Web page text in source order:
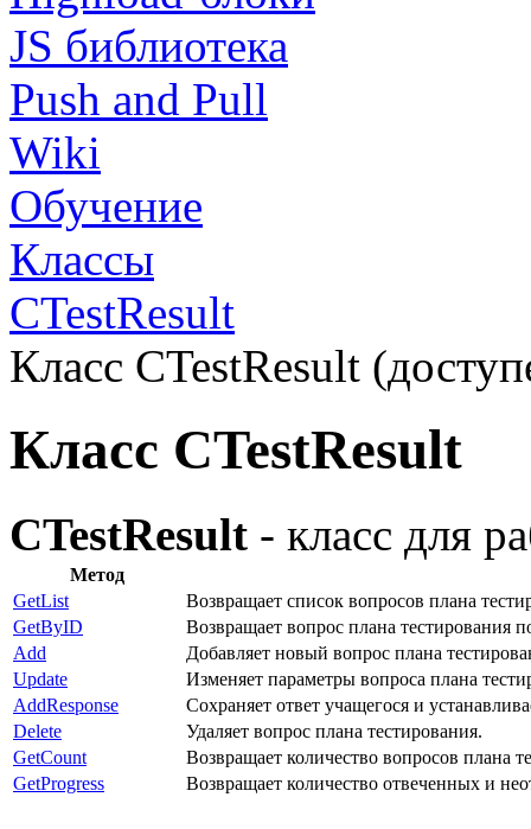
JS библиотека
Push and Pull
Wiki
Обучение
Классы
CTestResult
Класс CTestResult
Класс CTestResult
CTestResult - класс для
Метод
GetList
Возвращает список вопросов плана
GetByID
Возвращает вопрос плана тестирования
Add
Добавляет новый вопрос плана
Update
Изменяет параметры вопроса плана
AddResponse
Сохраняет ответ учащегося и
Delete
Удаляет вопрос плана тестирования.
GetCount
Возвращает количество вопросов плана
GetProgress
Возвращает количество отвеченных и